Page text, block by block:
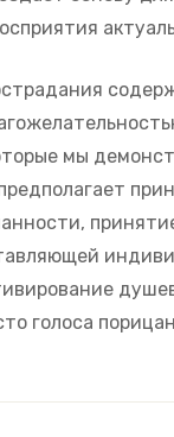
мы
голоса